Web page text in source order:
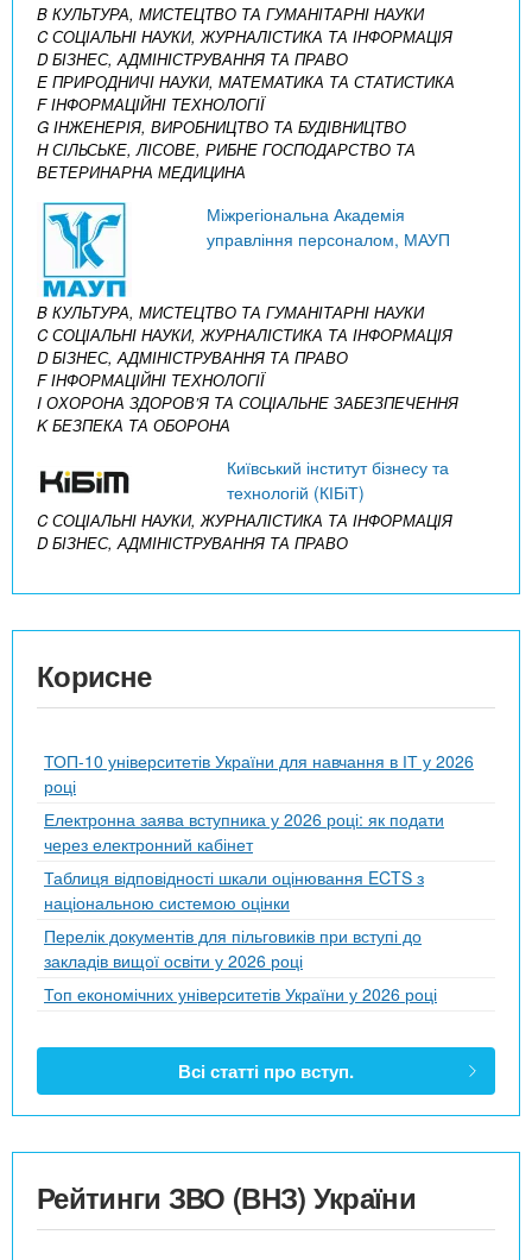
B КУЛЬТУРА, МИСТЕЦТВО ТА ГУМАНІТАРНІ НАУКИ
C СОЦІАЛЬНІ НАУКИ, ЖУРНАЛІСТИКА ТА ІНФОРМАЦІЯ
D БІЗНЕС, АДМІНІСТРУВАННЯ ТА ПРАВО
E ПРИРОДНИЧІ НАУКИ, МАТЕМАТИКА ТА СТАТИСТИКА
F ІНФОРМАЦІЙНІ ТЕХНОЛОГІЇ
G ІНЖЕНЕРІЯ, ВИРОБНИЦТВО ТА БУДІВНИЦТВО
H СІЛЬСЬКЕ, ЛІСОВЕ, РИБНЕ ГОСПОДАРСТВО ТА
ВЕТЕРИНАРНА МЕДИЦИНА
Міжрегіональна Академія
управління персоналом, МАУП
B КУЛЬТУРА, МИСТЕЦТВО ТА ГУМАНІТАРНІ НАУКИ
C СОЦІАЛЬНІ НАУКИ, ЖУРНАЛІСТИКА ТА ІНФОРМАЦІЯ
D БІЗНЕС, АДМІНІСТРУВАННЯ ТА ПРАВО
F ІНФОРМАЦІЙНІ ТЕХНОЛОГІЇ
I ОХОРОНА ЗДОРОВ’Я ТА СОЦІАЛЬНЕ ЗАБЕЗПЕЧЕННЯ
K БЕЗПЕКА ТА ОБОРОНА
Київський інститут бізнесу та
технологій (КІБіТ)
C СОЦІАЛЬНІ НАУКИ, ЖУРНАЛІСТИКА ТА ІНФОРМАЦІЯ
D БІЗНЕС, АДМІНІСТРУВАННЯ ТА ПРАВО
Корисне
ТОП-10 університетів України для навчання в ІТ у 2026
році
Електронна заява вступника у 2026 році: як подати
через електронний кабінет
Таблиця відповідності шкали оцінювання ECTS з
національною системою оцінки
Перелік документів для пільговиків при вступі до
закладів вищої освіти у 2026 році
Топ економічних університетів України у 2026 році
Всі статті про вступ.
Рейтинги ЗВО (ВНЗ) України